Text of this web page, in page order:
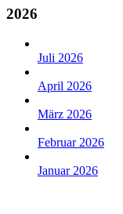
2026
Juli 2026
April 2026
März 2026
Februar 2026
Januar 2026